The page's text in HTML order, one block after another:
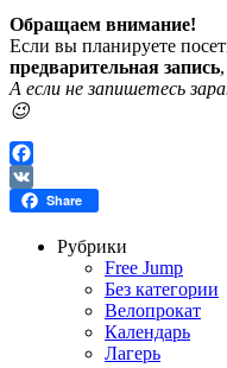
Обращаем внимание!
Если вы планируете
предварительная запись
А если не запишетесь
😉
Facebook
VK Share
Рубрики
Free Jump
Без категории
Велопрокат
Календарь
Лагерь